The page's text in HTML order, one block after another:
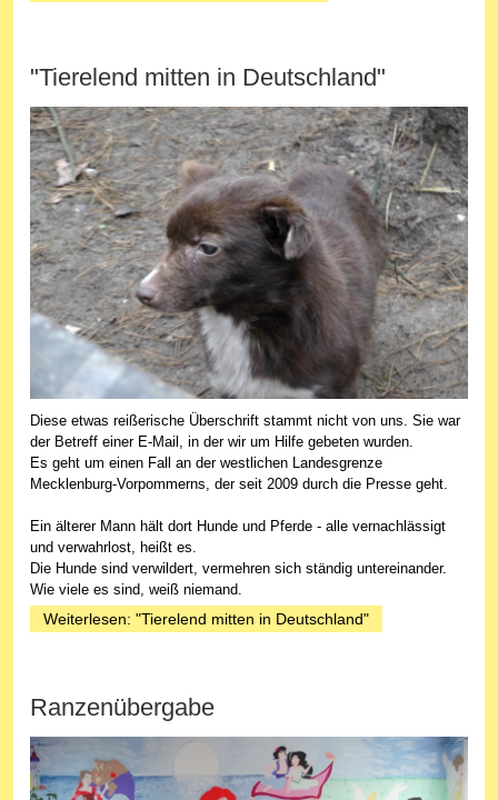
"Tierelend mitten in Deutschland"
Diese etwas reißerische Überschrift stammt nicht von uns. Sie war
der Betreff einer E-Mail, in der wir um Hilfe gebeten wurden.
Es geht um einen Fall an der westlichen Landesgrenze
Mecklenburg-Vorpommerns, der seit 2009 durch die Presse geht.
Ein älterer Mann hält dort Hunde und Pferde - alle vernachlässigt
und verwahrlost, heißt es.
Die Hunde sind verwildert, vermehren sich ständig untereinander.
Wie viele es sind, weiß niemand.
Weiterlesen: "Tierelend mitten in Deutschland"
Ranzenübergabe